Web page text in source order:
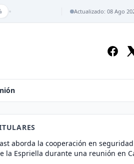
Actualizado: 08 Ago
aborda la cooperación en
la Espriella durante una reunión en